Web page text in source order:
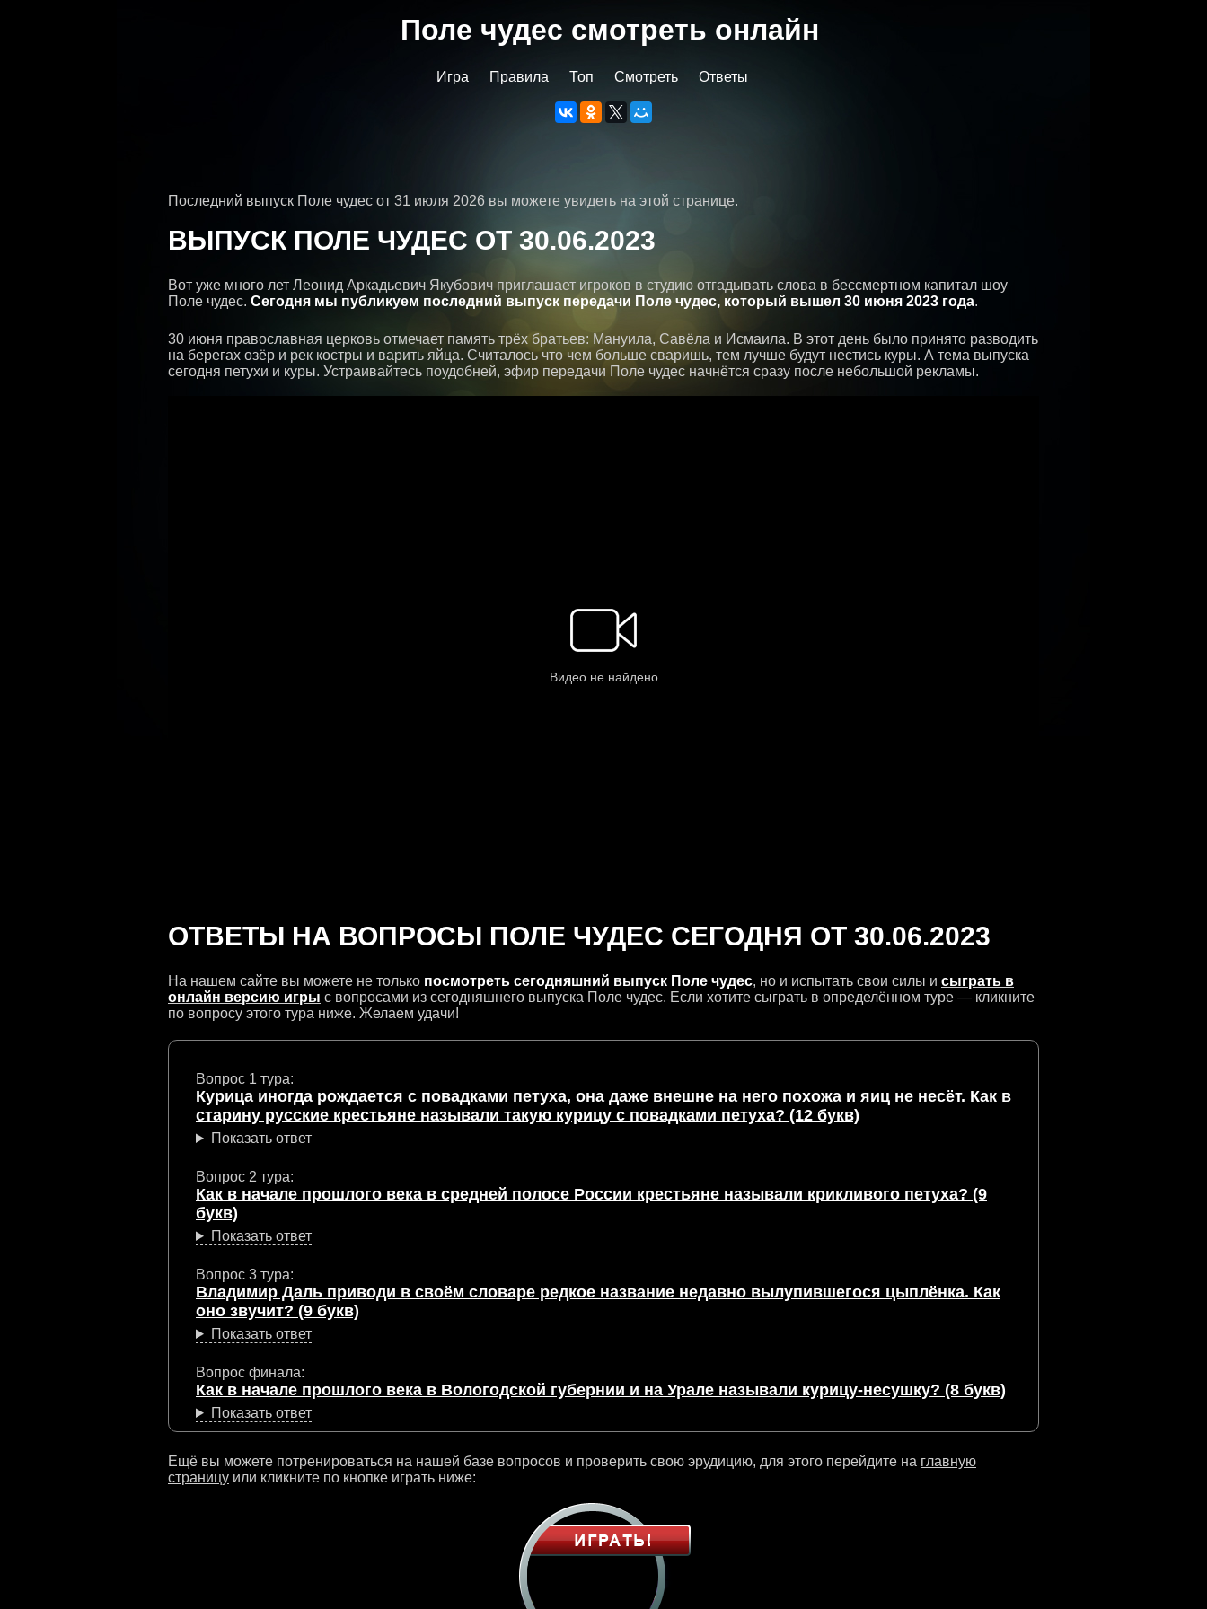
Поле чудес cмотреть онлайн
Игра Правила Топ Смотреть Ответы
Последний выпуск Поле чудес от 31 июля 2026 вы можете увидеть на этой странице.
ВЫПУСК ПОЛЕ ЧУДЕС ОТ 30.06.2023
Вот уже много лет Леонид Аркадьевич Якубович приглашает игроков в студию отгадывать слова в бессмертном капитал шоу
Поле чудес. Сегодня мы публикуем последний выпуск передачи Поле чудес, который вышел 30 июня 2023 года.
30 июня православная церковь отмечает память трёх братьев: Мануила, Савёла и Исмаила. В этот день было принято разводить
на берегах озёр и рек костры и варить яйца. Считалось что чем больше сваришь, тем лучше будут нестись куры. А тема выпуска
сегодня петухи и куры. Устраивайтесь поудобней, эфир передачи Поле чудес начнётся сразу после небольшой рекламы.
ОТВЕТЫ НА ВОПРОСЫ ПОЛЕ ЧУДЕС СЕГОДНЯ ОТ 30.06.2023
На нашем сайте вы можете не только посмотреть сегодняшний выпуск Поле чудес, но и испытать свои силы и сыграть в
онлайн версию игры с вопросами из сегодняшнего выпуска Поле чудес. Если хотите сыграть в определённом туре — кликните
по вопросу этого тура ниже. Желаем удачи!
Вопрос 1 тура:
Курица иногда рождается с повадками петуха, она даже внешне на него похожа и яиц не несёт. Как в
старину русские крестьяне называли такую курицу с повадками петуха? (12 букв)
Показать ответ
Вопрос 2 тура:
Как в начале прошлого века в средней полосе России крестьяне называли крикливого петуха? (9
букв)
Показать ответ
Вопрос 3 тура:
Владимир Даль приводи в своём словаре редкое название недавно вылупившегося цыплёнка. Как
оно звучит? (9 букв)
Показать ответ
Вопрос финала:
Как в начале прошлого века в Вологодской губернии и на Урале называли курицу-несушку? (8 букв)
Показать ответ
Ещё вы можете потренироваться на нашей базе вопросов и проверить свою эрудицию, для этого перейдите на главную
страницу или кликните по кнопке играть ниже: